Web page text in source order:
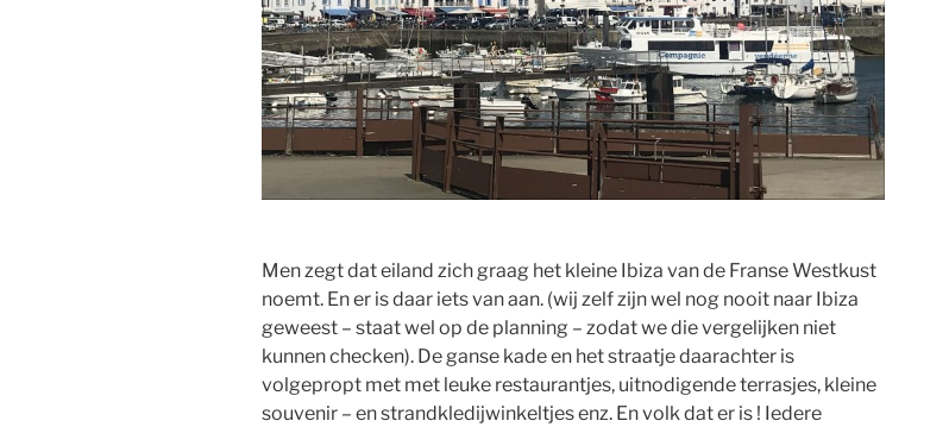
Men zegt dat eiland zich graag het kleine Ibiza van de Franse Westkust
noemt. En er is daar iets van aan. (wij zelf zijn wel nog nooit naar Ibiza
geweest – staat wel op de planning – zodat we die vergelijken niet
kunnen checken). De ganse kade en het straatje daarachter is
volgepropt met met leuke restaurantjes, uitnodigende terrasjes, kleine
souvenir – en strandkledijwinkeltjes enz. En volk dat er is ! Iedere